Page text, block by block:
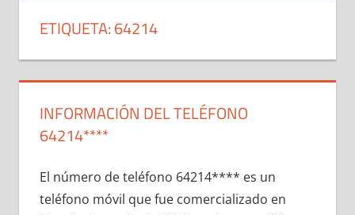
ETIQUETA:64214
INFORMACIÓN DEL TELÉFONO
64214****
El número dе teléfono 64214**** es un
teléfono móvil quе fue comercializado en